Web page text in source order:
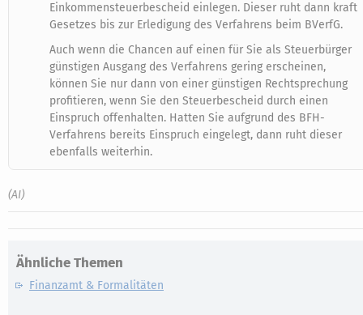
Einkommensteuerbescheid einlegen. Dieser ruht dann kraft
Gesetzes bis zur Erledigung des Verfahrens beim BVerfG.
Auch wenn die Chancen auf einen für Sie als Steuerbürger
günstigen Ausgang des Verfahrens gering erscheinen,
können Sie nur dann von einer günstigen Rechtsprechung
profitieren, wenn Sie den Steuerbescheid durch einen
Einspruch offenhalten. Hatten Sie aufgrund des BFH-
Verfahrens bereits Einspruch eingelegt, dann ruht dieser
ebenfalls weiterhin.
(AI)
Ähnliche Themen
Finanzamt & Formalitäten